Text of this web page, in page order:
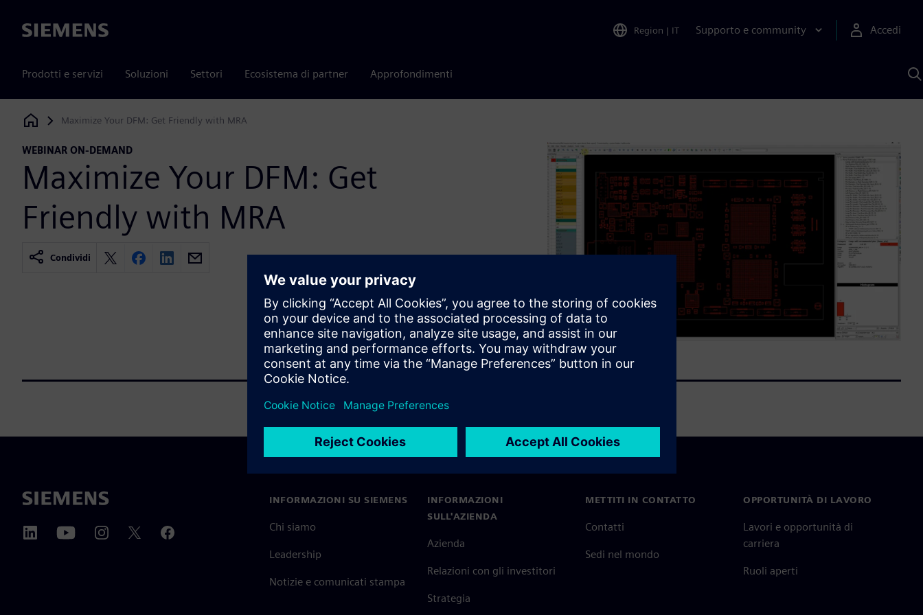
Siemens Region | IT Supporto e community Accedi
Prodotti e servizi Soluzioni Settori Ecosistema di partner Approfondimenti
Siemens Digital Industries Software
Maximize Your DFM: Get Friendly with MRA
WEBINAR ON-DEMAND
Maximize Your DFM: Get
Friendly with MRA
Condividi
INFORMAZIONI SU SIEMENS
Chi siamo
Leadership
Notizie e comunicati stampa
INFORMAZIONI
SULL'AZIENDA
Azienda
Relazioni con gli investitori
Strategia
METTITI IN CONTATTO
Contatti
Sedi nel mondo
OPPORTUNITÀ DI LAVORO
Lavori e opportunità di
carriera
Ruoli aperti